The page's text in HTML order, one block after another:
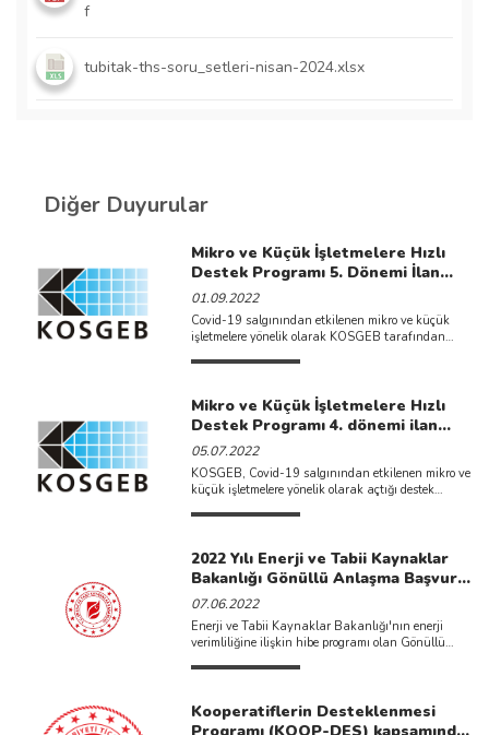
f
tubitak-ths-soru_setleri-nisan-2024.xlsx
Diğer Duyurular
Mikro ve Küçük İşletmelere Hızlı
Destek Programı 5. Dönemi İlan
Edilmiştir.
01.09.2022
Covid-19 salgınından etkilenen mikro ve küçük
işletmelere yönelik olarak KOSGEB tarafından
Mikro ve Küçük İşletmelere Hızlı
Destek Programı 4. dönemi ilan
edilmiştir.
05.07.2022
KOSGEB, Covid-19 salgınından etkilenen mikro ve
küçük işletmelere yönelik olarak açtığı destek
2022 Yılı Enerji ve Tabii Kaynaklar
Bakanlığı Gönüllü Anlaşma Başvuru
Tarihi Değiştirilmiştir.
07.06.2022
Enerji ve Tabii Kaynaklar Bakanlığı'nın enerji
verimliliğine ilişkin hibe programı olan Gönüllü
Kooperatiflerin Desteklenmesi